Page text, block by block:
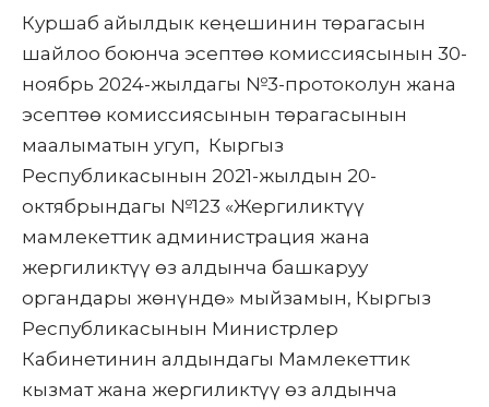
Куршаб айылдык кеңешинин төрагасын
шайлоо боюнча эсептөө комиссиясынын 30-
ноябрь 2024-жылдагы №3-протоколун жана
эсептөө комиссиясынын төрагасынын
маалыматын угуп, Кыргыз
Республикасынын 2021-жылдын 20-
октябрындагы №123 «Жергиликтүү
мамлекеттик администрация жана
жергиликтүү өз алдынча башкаруу
органдары жөнүндө» мыйзамын, Кыргыз
Республикасынын Министрлер
Кабинетинин алдындагы Мамлекеттик
кызмат жана жергиликтүү өз алдынча